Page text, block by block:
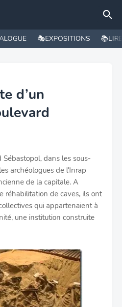
🎭EXPOSITIONS 📚LIRE
d’un
dans les sous-
archéologues de l'Inrap
de la capitale. A
réhabilitation de caves, ils ont
qui appartenaient à
une institution construite